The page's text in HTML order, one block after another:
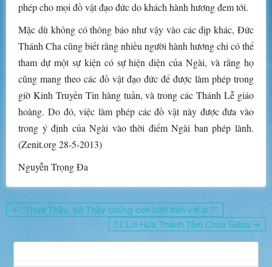
phép cho mọi đồ vật đạo đức do khách hành hương đem tới.
Mặc dù không có thông báo như vậy vào các dịp khác, Đức
Thánh Cha cũng biết rằng nhiều người hành hương chỉ có thể
tham dự một sự kiện có sự hiện diện của Ngài, và rằng họ
cũng mang theo các đồ vật đạo đức để được làm phép trong
giờ Kinh Truyền Tin hàng tuần, và trong các Thánh Lễ giáo
hoàng. Do đó, việc làm phép các đồ vật này được đưa vào
trong ý định của Ngài vào thời điểm Ngài ban phép lành.
(Zenit.org 28-5-2013)
Nguyễn Trọng Đa
Điều
hướng
viết
← ”Thưa Thầy, bỏ Thầy chúng con biết đến với ai ?“
12 Lời Hứa Thánh Tâm Chúa Giêsu →